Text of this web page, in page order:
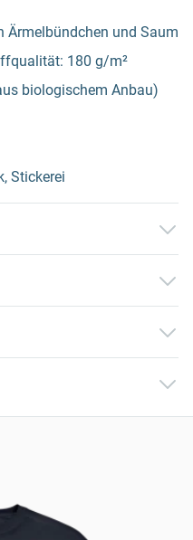
Ärmelbündchen und Saum
180 g/m²
biologischem Anbau)
Stickerei